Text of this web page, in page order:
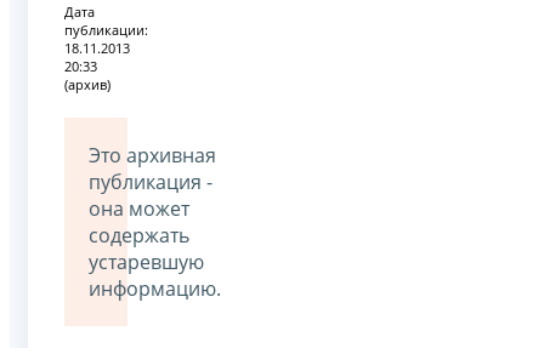
Дата
публикации:
18.11.2013
20:33
(архив)
Это архивная
публикация -
она может
содержать
устаревшую
информацию.